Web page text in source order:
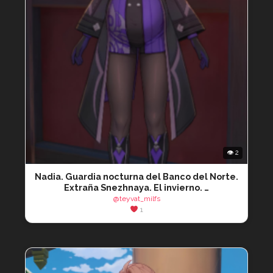
👁 2
Nadia. Guardia nocturna del Banco del Norte.
Extraña Snezhnaya. El invierno. …
@teyvat_milfs
1